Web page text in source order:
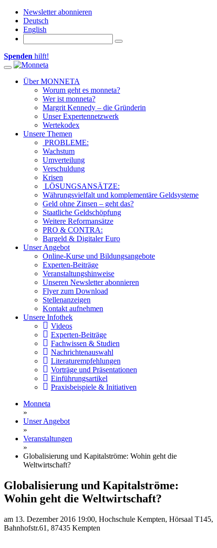
Newsletter abonnieren
Deutsch
English
Spenden hilft!
Toggle navigation
Über MONNETA
Worum geht es monneta?
Wer ist monneta?
Margrit Kennedy – die Gründerin
Unser Expertennetzwerk
Wertekodex
Unsere Themen
PROBLEME:
Wachstum
Umverteilung
Verschuldung
Krisen
LÖSUNGSANSÄTZE:
Währungsvielfalt und komplementäre Geldsysteme
Geld ohne Zinsen – geht das?
Staatliche Geldschöpfung
Weitere Reformansätze
PRO & CONTRA:
Bargeld & Digitaler Euro
Unser Angebot
Online-Kurse und Bildungsangebote
Experten-Beiträge
Veranstaltungshinweise
Unseren Newsletter abonnieren
Flyer zum Download
Stellenanzeigen
Kontakt aufnehmen
Unsere Infothek
Videos
Experten-Beiträge
Fachwissen & Studien
Nachrichtenauswahl
Literaturempfehlungen
Vorträge und Präsentationen
Einführungsartikel
Praxisbeispiele & Initiativen
Monneta
»
Unser Angebot
»
Veranstaltungen
»
Globalisierung und Kapitalströme: Wohin geht die
Weltwirtschaft?
Globalisierung und Kapitalströme:
Wohin geht die Weltwirtschaft?
am 13. Dezember 2016 19:00, Hochschule Kempten, Hörsaal T145,
Bahnhofstr.61, 87435 Kempten